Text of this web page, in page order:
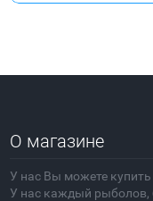
О магазине
У нас Вы можете
У нас каждый рыболов,